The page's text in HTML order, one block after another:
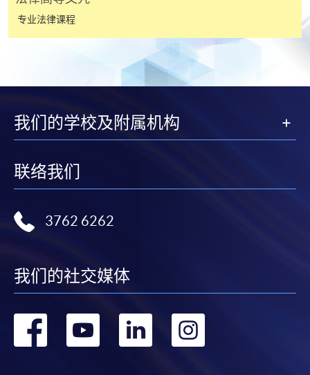
增长知识
本课程亦适合於那些对PCLL不感兴趣，仅仅想增加法
律修养与知识面的申请人。 在香港大学专业进修学院
法律高级文凭课程（专业班）的基础上，进一步学习
识，加深对法律的理解。
中文译本仅供参考，若中文译本与英文版本倘有任何
专业法律课程
我们的学校及附属机构
联络我们
3762 6262
我们的社交媒体
转 转 转 转